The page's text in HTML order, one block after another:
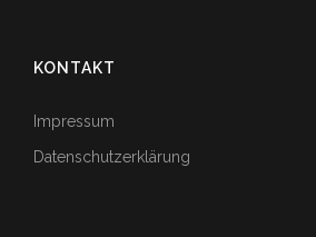
KONTAKT
Impressum
Datenschutzerklärung